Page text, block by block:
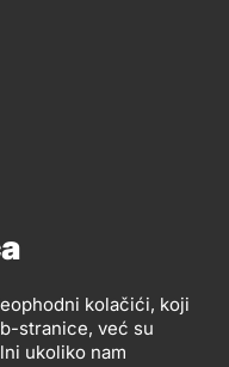
kolačići, koji
stranice, već su
ukoliko nam
Sarajevo